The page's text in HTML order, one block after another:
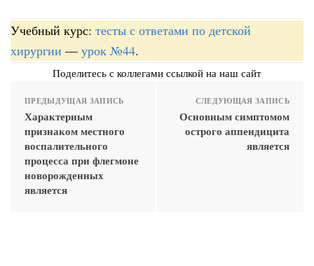
Учебный курс: тесты с ответами по детской
хирургии — урок №44.
Поделитесь с коллегами ссылкой на наш сайт
ПРЕДЫДУЩАЯ ЗАПИСЬ
Характерным
признаком местного
воспалительного
процесса при флегмоне
новорожденных
является
СЛЕДУЮЩАЯ ЗАПИСЬ
Основным симптомом
острого аппендицита
является